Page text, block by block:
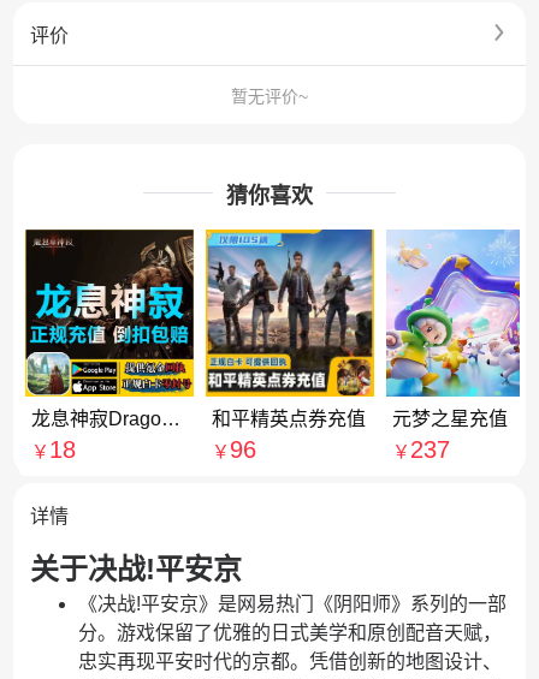
评价
暂无评价~
猜你喜欢
龙息神寂Dragonheir: Silent Gods 充值 7000龙晶石 代充
￥ 18
和平精英点券充值
￥ 96
元梦之星充值
￥ 237
详情
关于决战!平安京
《决战!平安京》是网易热门《阴阳师》系列的一部
分。游戏保留了优雅的日式美学和原创配音天赋，
忠实再现平安时代的京都。凭借创新的地图设计、